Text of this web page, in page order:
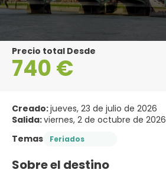
Precio total Desde
740 €
Creado:jueves, 23 de julio de 2026
Salida:viernes, 2 de octubre de 2026
Temas
Feriados
Sobre el destino